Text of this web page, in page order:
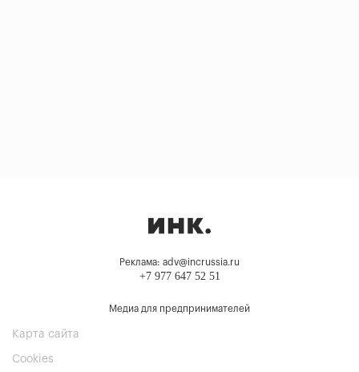
Реклама: adv@incrussia.ru
+7 977 647 52 51
Медиа для предпринимателей
Карта сайта
Cookies